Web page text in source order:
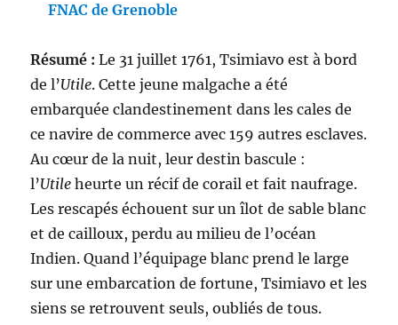
FNAC de Grenoble
Résumé :Le 31 juillet 1761, Tsimiavo est à bord
de l’Utile. Cette jeune malgache a été
embarquée clandestinement dans les cales de
ce navire de commerce avec 159 autres esclaves.
Au cœur de la nuit, leur destin bascule :
l’Utile heurte un récif de corail et fait naufrage.
Les rescapés échouent sur un îlot de sable blanc
et de cailloux, perdu au milieu de l’océan
Indien. Quand l’équipage blanc prend le large
sur une embarcation de fortune, Tsimiavo et les
siens se retrouvent seuls, oubliés de tous.